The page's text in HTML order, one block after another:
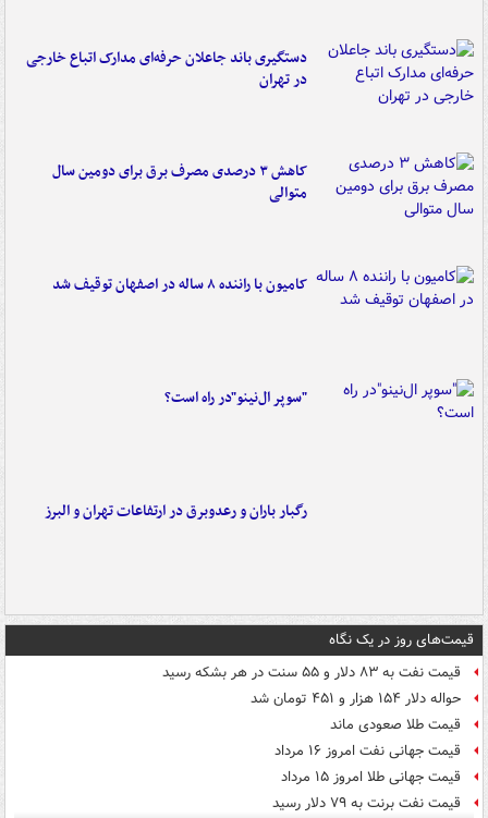
دستگیری باند جاعلان حرفه‌ای مدارک اتباع خارجی
در تهران
کاهش ۳ درصدی مصرف برق برای دومین سال
متوالی
کامیون با راننده ۸ ساله در اصفهان توقیف شد
"سوپر ال‌نینو"در راه است؟
رگبار باران و رعدوبرق در ارتفاعات تهران و البرز
قیمت‌های روز در یک نگاه
قیمت نفت به ۸۳ دلار و ۵۵ سنت در هر بشکه رسید
حواله دلار ۱۵۴ هزار و ۴۵۱ تومان شد
قیمت طلا صعودی ماند
قیمت جهانی نفت امروز ۱۶ مرداد
قیمت جهانی طلا امروز ۱۵ مرداد
قیمت نفت برنت به ۷۹ دلار رسید